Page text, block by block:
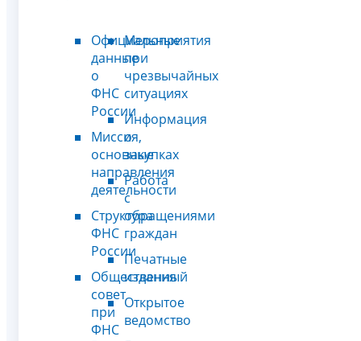
Официальные
данные
о
ФНС
России
Миссия,
основные
направления
деятельности
Структура
ФНС
России
Общественный
совет
при
ФНС
Мероприятия
при
чрезвычайных
ситуациях
Информация
о
закупках
Работа
с
обращениями
граждан
Печатные
издания
Открытое
ведомство